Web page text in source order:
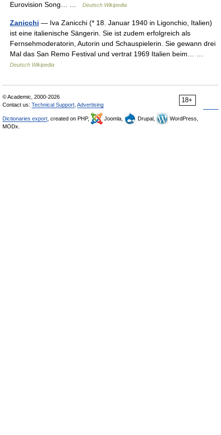
Eurovision Song… …
Deutsch Wikipedia
Zanicchi — Iva Zanicchi (* 18. Januar 1940 in Ligonchio, Italien)
ist eine italienische Sängerin. Sie ist zudem erfolgreich als
Fernsehmoderatorin, Autorin und Schauspielerin. Sie gewann drei
Mal das San Remo Festival und vertrat 1969 Italien beim… …
Deutsch Wikipedia
18+
© Academic, 2000-2026
Contact us: Technical Support Advertising
Dictionaries export , created on PHP, Joomla, Drupal,
WordPress,
MODx.